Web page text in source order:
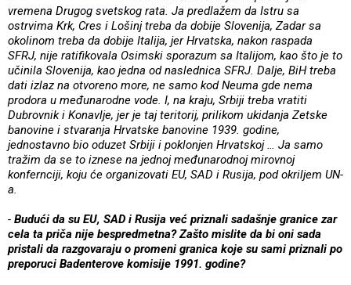
vremena Drugog svetskog rata. Ja predlažem da Istru sa
ostrvima Krk, Cres i Lošinj treba da dobije Slovenija, Zadar sa
okolinom treba da dobije Italija, jer Hrvatska, nakon raspada
SFRJ, nije ratifikovala Osimski sporazum sa Italijom, kao što je to
učinila Slovenija, kao jedna od naslednica SFRJ. Dalje, BiH treba
dati izlaz na otvoreno more, ne samo kod Neuma gde nema
prodora u međunarodne vode. I, na kraju, Srbiji treba vratiti
Dubrovnik i Konavlje, jer je taj teritorij, prilikom ukidanja Zetske
banovine i stvaranja Hrvatske banovine 1939. godine,
jednostavno bio oduzet Srbiji i poklonjen Hrvatskoj … Ja samo
tražim da se to iznese na jednoj međunarodnoj mirovnoj
konfernciji, koju će organizovati EU, SAD i Rusija, pod okriljem UN-
a.
- Budući da su EU, SAD i Rusija već priznali sadašnje granice zar
cela ta priča nije bespredmetna? Zašto mislite da bi oni sada
pristali da razgovaraju o promeni granica koje su sami priznali po
preporuci Badenterove komisije 1991. godine?